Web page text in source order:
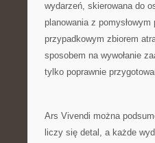
wydarzeń, skierowana do
planowania z
przypadkowym zbiorem
sposobem na wywołanie
tylko poprawnie
Ars Vivendi można
liczy się detal, a każde